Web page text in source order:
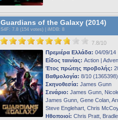
Guardians of the Galaxy (2014)
S4F : 7.8 (154 votes) | iMDB: 8
7.8/10
Πρεμιέρα Ελλάδα: 04/09/14
Είδος ταινίας: Action |
Έτος πρώτης προβολής:
Βαθμολογία: 8/10 (1365398)
Σκηνοθεσία: James Gunn
Σενάριο: James Gunn,
James Gunn, Gene Colan,
Steve Englehart, Chris
Ηθοποιοί: Chris Pratt,